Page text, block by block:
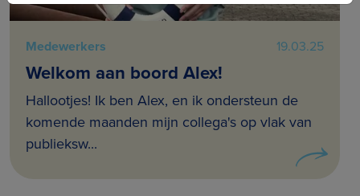
Medewerkers 19.03.25
Welkom aan boord Alex!
Hallootjes! Ik ben Alex, en ik ondersteun de
komende maanden mijn collega's op vlak van
publieksw...